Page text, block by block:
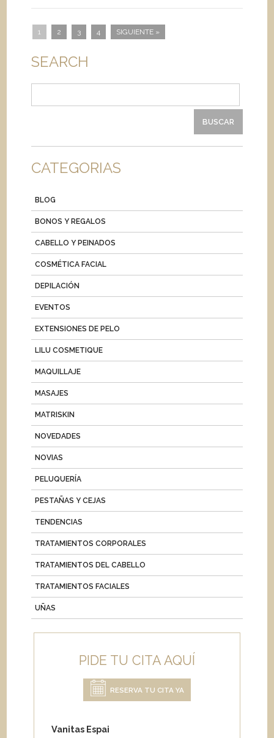
1 2 3 4 SIGUIENTE »
SEARCH
CATEGORIAS
BLOG
BONOS Y REGALOS
CABELLO Y PEINADOS
COSMÉTICA FACIAL
DEPILACIÓN
EVENTOS
EXTENSIONES DE PELO
LILU COSMETIQUE
MAQUILLAJE
MASAJES
MATRISKIN
NOVEDADES
NOVIAS
PELUQUERÍA
PESTAÑAS Y CEJAS
TENDENCIAS
TRATAMIENTOS CORPORALES
TRATAMIENTOS DEL CABELLO
TRATAMIENTOS FACIALES
UÑAS
PIDE TU CITA AQUÍ
RESERVA TU CITA YA
Vanitas Espai